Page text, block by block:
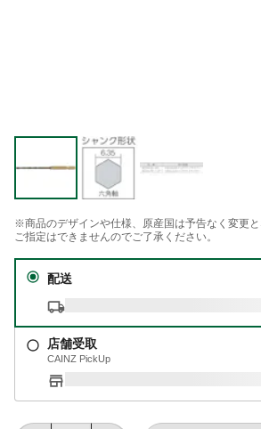
※商品のデザインや仕様、原産国は予告なく変更と
ご指定はできませんのでご了承ください。
配送
店舗受取
CAINZ PickUp